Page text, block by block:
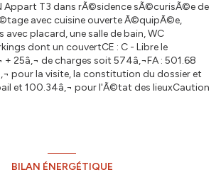
Appart T3 dans rÃ©sidence sÃ©curisÃ©e de
avec cuisine ouverte Ã©quipÃ©e,
avec placard, une salle de bain, WC
dont un couvertCE : C - Libre le
+ 25â‚¬ de charges soit 574â‚¬FA : 501.68
pour la visite, la constitution du dossier et
et 100.34â‚¬ pour l'Ã©tat des lieuxCaution
BILAN ÉNERGÉTIQUE